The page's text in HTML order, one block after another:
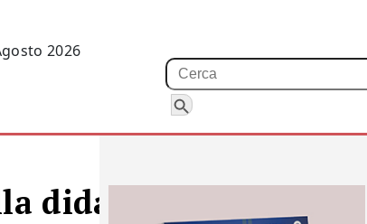
2026
Search Button
didattica. La ministra